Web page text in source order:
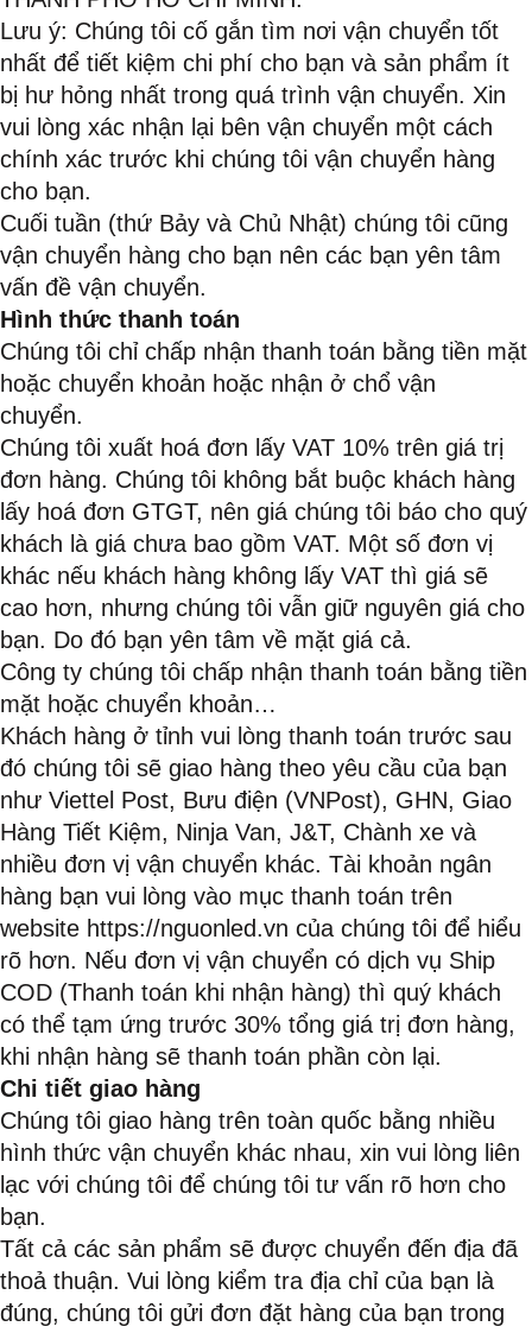
Lưu ý: Chúng tôi cố gắn tìm nơi vận chuyển tốt
nhất để tiết kiệm chi phí cho bạn và sản phẩm ít
bị hư hỏng nhất trong quá trình vận chuyển. Xin
vui lòng xác nhận lại bên vận chuyển một cách
chính xác trước khi chúng tôi vận chuyển hàng
cho bạn.
Cuối tuần (thứ Bảy và Chủ Nhật) chúng tôi cũng
vận chuyển hàng cho bạn nên các bạn yên tâm
vấn đề vận chuyển.
Hình thức thanh toán
Chúng tôi chỉ chấp nhận thanh toán bằng tiền mặt
hoặc chuyển khoản hoặc nhận ở chổ vận
chuyển.
Chúng tôi xuất hoá đơn lấy VAT 10% trên giá trị
đơn hàng. Chúng tôi không bắt buộc khách hàng
lấy hoá đơn GTGT, nên giá chúng tôi báo cho quý
khách là giá chưa bao gồm VAT. Một số đơn vị
khác nếu khách hàng không lấy VAT thì giá sẽ
cao hơn, nhưng chúng tôi vẫn giữ nguyên giá cho
bạn. Do đó bạn yên tâm về mặt giá cả.
Công ty chúng tôi chấp nhận thanh toán bằng tiền
mặt hoặc chuyển khoản…
Khách hàng ở tỉnh vui lòng thanh toán trước sau
đó chúng tôi sẽ giao hàng theo yêu cầu của bạn
như Viettel Post, Bưu điện (VNPost), GHN, Giao
Hàng Tiết Kiệm, Ninja Van, J&T, Chành xe và
nhiều đơn vị vận chuyển khác. Tài khoản ngân
hàng bạn vui lòng vào mục thanh toán trên
website https://nguonled.vn của chúng tôi để hiểu
rõ hơn. Nếu đơn vị vận chuyển có dịch vụ Ship
COD (Thanh toán khi nhận hàng) thì quý khách
có thể tạm ứng trước 30% tổng giá trị đơn hàng,
khi nhận hàng sẽ thanh toán phần còn lại.
Chi tiết giao hàng
Chúng tôi giao hàng trên toàn quốc bằng nhiều
hình thức vận chuyển khác nhau, xin vui lòng liên
lạc với chúng tôi để chúng tôi tư vấn rõ hơn cho
bạn.
Tất cả các sản phẩm sẽ được chuyển đến địa đã
thoả thuận. Vui lòng kiểm tra địa chỉ của bạn là
đúng, chúng tôi gửi đơn đặt hàng của bạn trong